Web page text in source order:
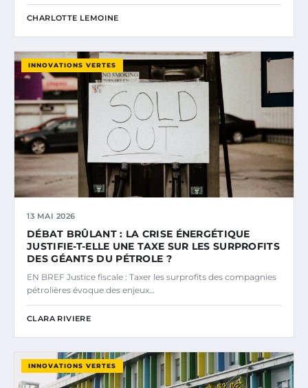
CHARLOTTE LEMOINE
INNOVATIONS VERTES
13 MAI 2026
DÉBAT BRÛLANT : LA CRISE ÉNERGÉTIQUE
JUSTIFIE-T-ELLE UNE TAXE SUR LES SURPROFITS
DES GÉANTS DU PÉTROLE ?
EN BREF Justice fiscale : Taxer les surprofits des compagnies
pétrolières évoque des enjeux…
CLARA RIVIERE
INNOVATIONS VERTES